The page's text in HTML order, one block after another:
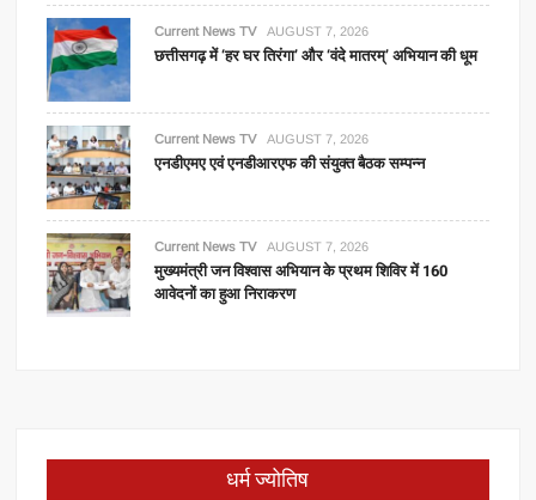
Current News TV AUGUST 7, 2026
छत्तीसगढ़ में ‘हर घर तिरंगा’ और ‘वंदे मातरम्’ अभियान की धूम
Current News TV AUGUST 7, 2026
एनडीएमए एवं एनडीआरएफ की संयुक्त बैठक सम्पन्न
Current News TV AUGUST 7, 2026
मुख्यमंत्री जन विश्वास अभियान के प्रथम शिविर में 160
आवेदनों का हुआ निराकरण
धर्म ज्योतिष